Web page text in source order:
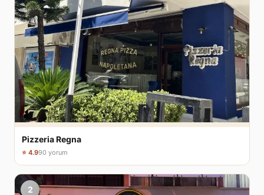
Pizzeria Regna
⭐ 4.990 yorum
2